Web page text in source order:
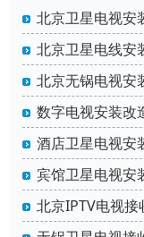
北京卫星电视安
北京卫星电线安
北京无锅电视安
数字电视安装改
酒店卫星电视安
宾馆卫星电视安
北京IPTV电视接